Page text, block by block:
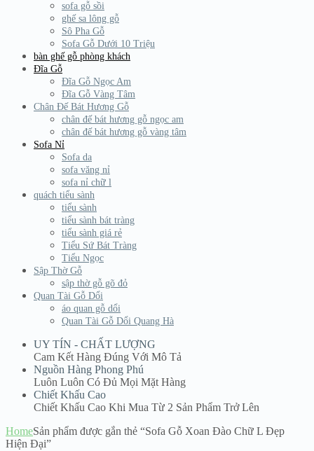
sofa gỗ sồi
ghế sa lông gỗ
Sô Pha Gỗ
Sofa Gỗ Dưới 10 Triệu
bàn ghế gỗ phòng khách
Đĩa Gỗ
Đĩa Gỗ Ngọc Am
Đĩa Gỗ Vàng Tâm
Chân Đế Bát Hương Gỗ
chân đế bát hương gỗ ngọc am
chân đế bát hương gỗ vàng tâm
Sofa Nỉ
Sofa da
sofa văng nỉ
sofa nỉ chữ l
quách tiểu sành
tiểu sành
tiểu sành bát tràng
tiểu sành giá rẻ
Tiểu Sứ Bát Tràng
Tiểu Ngọc
Sập Thờ Gỗ
sập thờ gỗ gõ đỏ
Quan Tài Gỗ Dổi
áo quan gỗ dổi
Quan Tài Gỗ Dổi Quang Hà
UY TÍN - CHẤT LƯỢNG
Cam Kết Hàng Đúng Với Mô Tả
Nguồn Hàng Phong Phú
Luôn Luôn Có Đủ Mọi Mặt Hàng
Chiết Khấu Cao
Chiết Khấu Cao Khi Mua Từ 2 Sản Phẩm Trở Lên
HomeSản phẩm được gắn thẻ “Sofa Gỗ Xoan Đào Chữ L Đẹp
Hiện Đại”